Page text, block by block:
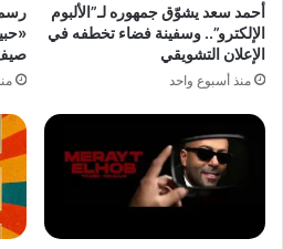
أحمد سعد يشوّق جمهوره لـ”الألبوم
الإلكترو”.. وسفينة فضاء تخطفه في
الإعلان التشويقي
منذ أسبوع واحد
صيف
منذ 3